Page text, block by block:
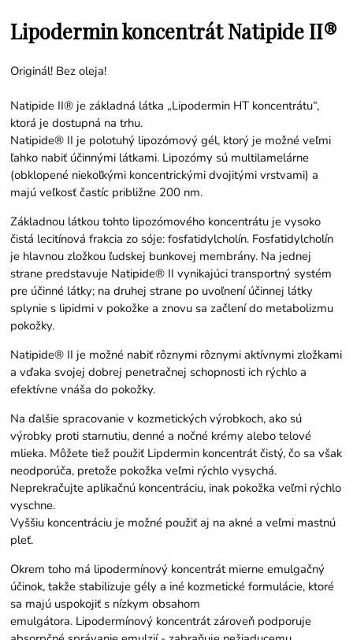
Lipodermin koncentrát Natipide II®
Originál! Bez oleja!
Natipide II® je základná látka „Lipodermin HT koncentrátu“,
ktorá je dostupná na trhu.
Natipide® II je polotuhý lipozómový gél, ktorý je možné veľmi
ľahko nabiť účinnými látkami. Lipozómy sú multilamelárne
(obklopené niekoľkými koncentrickými dvojitými vrstvami) a
majú veľkosť častíc približne 200 nm.
Základnou látkou tohto lipozómového koncentrátu je vysoko
čistá lecitínová frakcia zo sóje: fosfatidylcholín. Fosfatidylcholín
je hlavnou zložkou ľudskej bunkovej membrány. Na jednej
strane predstavuje Natipide® II vynikajúci transportný systém
pre účinné látky; na druhej strane po uvoľnení účinnej látky
splynie s lipidmi v pokožke a znovu sa začlení do metabolizmu
pokožky.
Natipide® II je možné nabiť rôznymi rôznymi aktívnymi zložkami
a vďaka svojej dobrej penetračnej schopnosti ich rýchlo a
efektívne vnáša do pokožky.
Na ďalšie spracovanie v kozmetických výrobkoch, ako sú
výrobky proti starnutiu, denné a nočné krémy alebo telové
mlieka. Môžete tiež použiť Lipdermin koncentrát čistý, čo sa však
neodporúča, pretože pokožka veľmi rýchlo vysychá.
Neprekračujte aplikačnú koncentráciu, inak pokožka veľmi rýchlo
vyschne.
Vyššiu koncentráciu je možné použiť aj na akné a veľmi mastnú
pleť.
Okrem toho má lipodermínový koncentrát mierne emulgačný
účinok, takže stabilizuje gély a iné kozmetické formulácie, ktoré
sa majú uspokojiť s nízkym obsahom
emulgátora. Lipodermínový koncentrát zároveň podporuje